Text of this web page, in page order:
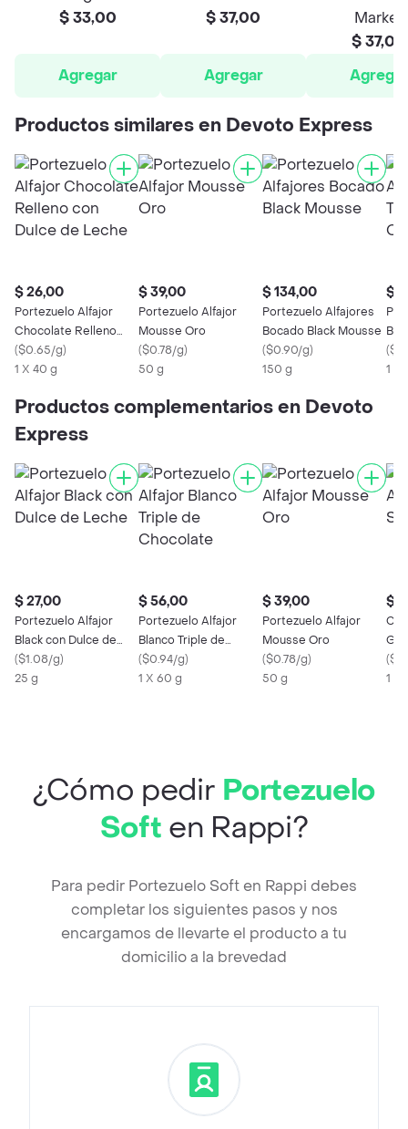
$ 33,00
Agregar
$ 37,00
Agregar
Market
$ 37,00
Agregar
Productos similares en Devoto Express
$ 26,00
Portezuelo Alfajor
Chocolate Relleno
con Dulce de Leche
($0.65/g)
1 X 40 g
$ 39,00
Portezuelo Alfajor
Mousse Oro
($0.78/g)
50 g
$ 134,00
Portezuelo Alfajores
Bocado Black Mousse
($0.90/g)
150 g
$
(
1 X
Productos complementarios en Devoto
Express
$ 27,00
Portezuelo Alfajor
Black con Dulce de
Leche
($1.08/g)
25 g
$ 56,00
Portezuelo Alfajor
Blanco Triple de
Chocolate
($0.94/g)
1 X 60 g
$ 39,00
Portezuelo Alfajor
Mousse Oro
($0.78/g)
50 g
$
(
1 X
¿Cómo pedir Portezuelo
Soft en Rappi?
Para pedir Portezuelo Soft en Rappi debes
completar los siguientes pasos y nos
encargamos de llevarte el producto a tu
domicilio a la brevedad